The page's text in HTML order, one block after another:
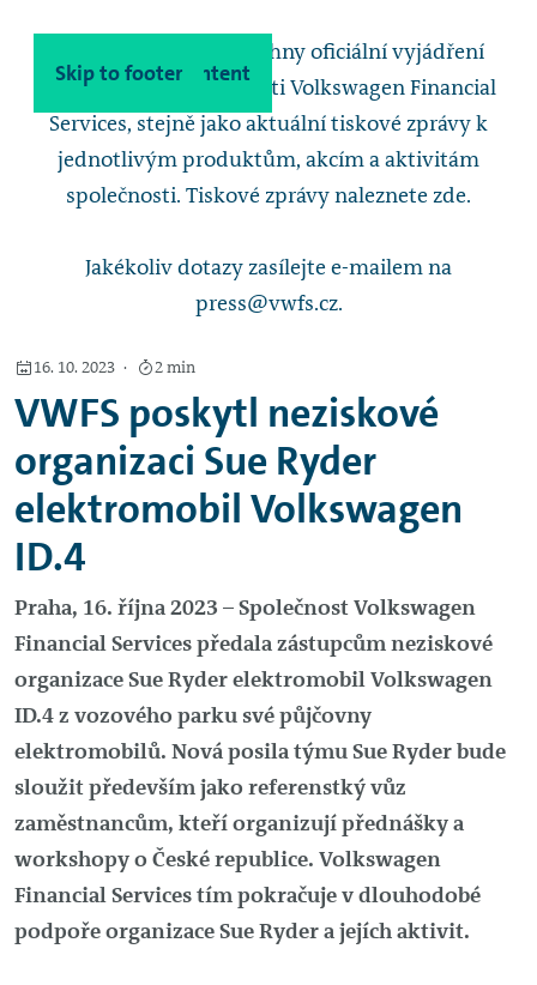
Skip to main content
Skip to footer
Poskytneme vám všechny oficiální vyjádření
představitelů společnosti Volkswagen Financial
Services, stejně jako aktuální tiskové zprávy k
jednotlivým produktům, akcím a aktivitám
společnosti. Tiskové zprávy naleznete zde.
Jakékoliv dotazy zasílejte e-mailem na
press@vwfs.cz.
16. 10. 2023 2 min
VWFS poskytl neziskové
organizaci Sue Ryder
elektromobil Volkswagen
ID.4
Praha, 16. října 2023 – Společnost Volkswagen
Financial Services předala zástupcům neziskové
organizace Sue Ryder elektromobil Volkswagen
ID.4 z vozového parku své půjčovny
elektromobilů. Nová posila týmu Sue Ryder bude
sloužit především jako referenstký vůz
zaměstnancům, kteří organizují přednášky a
workshopy o České republice. Volkswagen
Financial Services tím pokračuje v dlouhodobé
podpoře organizace Sue Ryder a jejích aktivit.